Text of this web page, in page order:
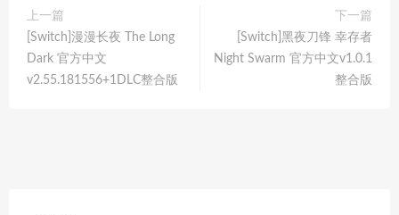
上一篇
[Switch]漫漫长夜 The Long
Dark 官方中文
v2.55.181556+1DLC整合版
下一篇
[Switch]黑夜刀锋 幸存者
Night Swarm 官方中文v1.0.1
整合版